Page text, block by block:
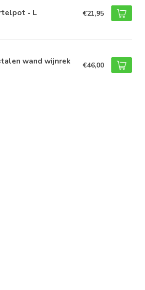
- L €21,95
wand wijnrek €46,00